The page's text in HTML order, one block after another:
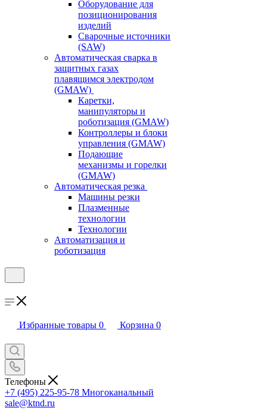
Оборудование для
позиционирования
изделий
Сварочные источники
(SAW)
Автоматическая сварка в
защитных газах
плавящимся электродом
(GMAW)
Каретки,
манипуляторы и
роботизация (GMAW)
Контроллеры и блоки
управления (GMAW)
Подающие
механизмы и горелки
(GMAW)
Автоматическая резка
Машины резки
Плазменные
технологии
Технологии
Автоматизация и
роботизация
Избранные товары 0 Корзина 0
Телефоны
+7 (495) 225-95-78 Многоканальный
sale@ktnd.ru